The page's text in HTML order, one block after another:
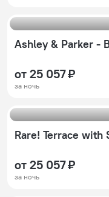
Ashley & Parker -
от 25 057 ₽
за ночь
от 25 057 ₽
за ночь